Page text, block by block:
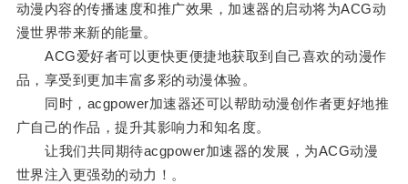
动漫内容的传播速度和推广效果，加速器的启动将为ACG动
漫世界带来新的能量。
ACG爱好者可以更快更便捷地获取到自己喜欢的动漫作
品，享受到更加丰富多彩的动漫体验。
同时，acgpower加速器还可以帮助动漫创作者更好地推
广自己的作品，提升其影响力和知名度。
让我们共同期待acgpower加速器的发展，为ACG动漫
世界注入更强劲的动力！。